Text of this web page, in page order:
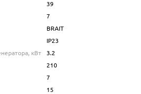
39
7
BRAIT
IP23
кВт
3.2
210
7
15